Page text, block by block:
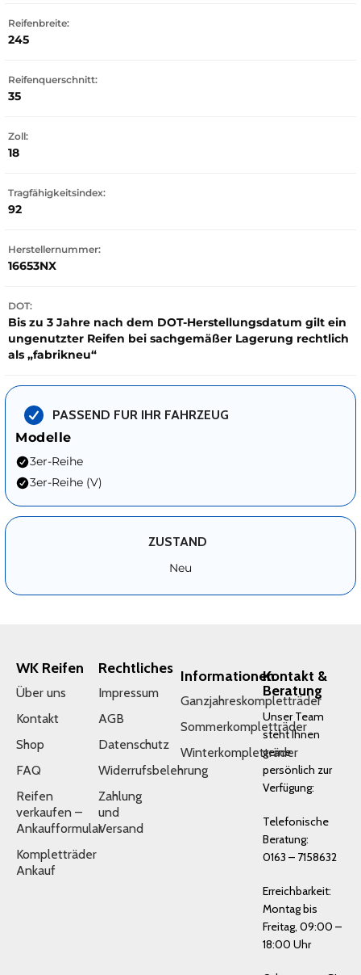
Reifenbreite:
245
Reifenquerschnitt:
35
Zoll:
18
Tragfähigkeitsindex:
92
Herstellernummer:
16653NX
DOT:
Bis zu 3 Jahre nach dem DOT-Herstellungsdatum gilt ein
ungenutzter Reifen bei sachgemäßer Lagerung rechtlich
als „fabrikneu“
PASSEND FUR IHR FAHRZEUG
Modelle
3er-Reihe
3er-Reihe (V)
ZUSTAND
Neu
WK Reifen
Über uns
Kontakt
Shop
FAQ
Reifen
verkaufen –
Ankaufformular
Kompletträder
Ankauf
Rechtliches
Impressum
AGB
Datenschutz
Widerrufsbelehrung
Zahlung
und
Versand
Informationen
Ganzjahreskompletträder
Sommerkompletträder
Winterkompletträder
Kontakt &
Beratung
Unser Team
steht Ihnen
gerne
persönlich zur
Verfügung:
Telefonische
Beratung:
0163 – 7158632
Erreichbarkeit:
Montag bis
Freitag, 09:00 –
18:00 Uhr